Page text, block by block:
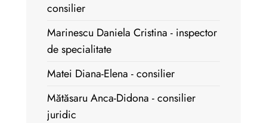
consilier
Marinescu Daniela Cristina - inspector
de specialitate
Matei Diana-Elena - consilier
Mătăsaru Anca-Didona - consilier
juridic